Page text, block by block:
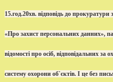
15.год.20хв. відповідь до
«Про захист персональних данних»,
відомості про осіб, відповідальних за
систему охорони об`єктів. І це без